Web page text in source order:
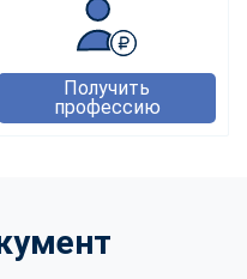
Получить
профессию